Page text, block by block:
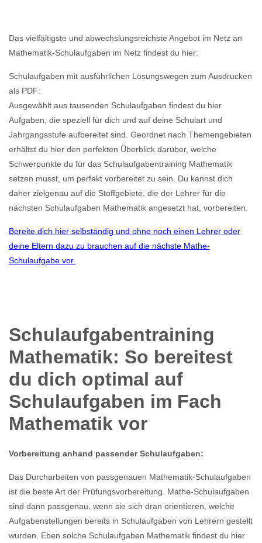
Das vielfältigste und abwechslungsreichste Angebot im Netz an
Mathematik-Schulaufgaben im Netz findest du hier:
Schulaufgaben mit ausführlichen Lösungswegen zum Ausdrucken
als PDF:
Ausgewählt aus tausenden Schulaufgaben findest du hier
Aufgaben, die speziell für dich und auf deine Schulart und
Jahrgangsstufe aufbereitet sind. Geordnet nach Themengebieten
erhältst du hier den perfekten Überblick darüber, welche
Schwerpunkte du für das Schulaufgabentraining Mathematik
setzen musst, um perfekt vorbereitet zu sein. Du kannst dich
daher zielgenau auf die Stoffgebiete, die der Lehrer für die
nächsten Schulaufgaben Mathematik angesetzt hat, vorbereiten.
Bereite dich hier selbständig und ohne noch einen Lehrer oder
deine Eltern dazu zu brauchen auf die nächste Mathe-
Schulaufgabe vor.
Schulaufgabentraining
Mathematik: So bereitest
du dich optimal auf
Schulaufgaben im Fach
Mathematik vor
Vorbereitung anhand passender Schulaufgaben:
Das Durcharbeiten von passgenauen Mathematik-Schulaufgaben
ist die beste Art der Prüfungsvorbereitung. Mathe-Schulaufgaben
sind dann passgenau, wenn sie sich dran orientieren, welche
Aufgabenstellungen bereits in Schulaufgaben von Lehrern gestellt
wurden. Eben solche Schulaufgaben Mathematik findest du hier